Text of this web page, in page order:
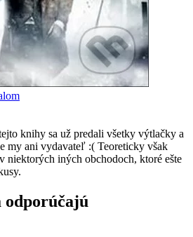
knihy sa už predali všetky výtlačky a
my ani vydavateľ :( Teoreticky však
niektorých iných obchodoch, ktoré ešte
odporúčajú